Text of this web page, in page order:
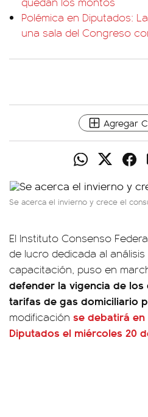
Polémica en Diputados:
una sala del Congreso
Agregar
Se acerca el invierno y crece el
El Instituto Consenso
de lucro dedicada al
capacitación, puso en
defender la vigencia de los
tarifas de gas domiciliario
modificación se debatirá en
Diputados el miércoles 20